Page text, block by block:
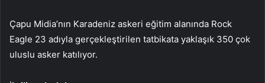
Çapu Midia’nın Karadeniz askeri eğitim alanında Rock
Eagle 23 adıyla gerçekleştirilen tatbikata yaklaşık 350 çok
uluslu asker katılıyor.